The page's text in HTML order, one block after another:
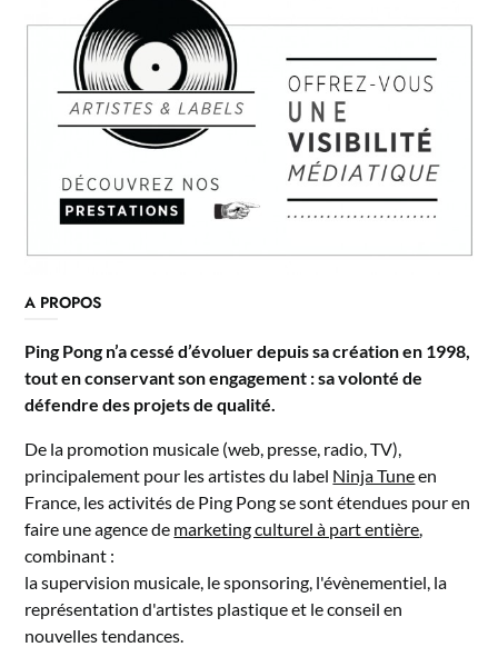
A PROPOS
Ping Pong n’a cessé d’évoluer depuis sa création en 1998,
tout en conservant son engagement : sa volonté de
défendre des projets de qualité.
De la promotion musicale (web, presse, radio, TV),
principalement pour les artistes du label Ninja Tuneen
France, les activités de Ping Pong se sont étendues pour en
faire une agence de marketing culturel à part entière
combinant :
la supervision musicale, le sponsoring, l'évènementiel, la
représentation d'artistes plastique et le conseil en
nouvelles tendances.